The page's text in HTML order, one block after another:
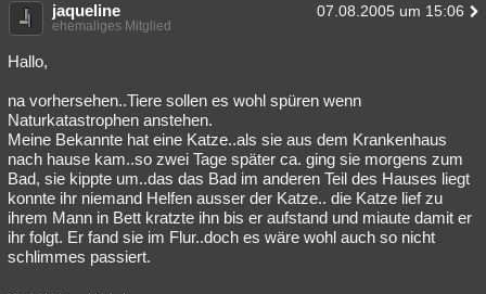
jaqueline 07.08.2005 um 15:06
ehemaliges Mitglied
Hallo,
na vorhersehen..Tiere sollen es wohl spüren wenn
Naturkatastrophen anstehen.
Meine Bekannte hat eine Katze..als sie aus dem Krankenhaus
nach hause kam..so zwei Tage später ca. ging sie morgens zum
Bad, sie kippte um..das das Bad im anderen Teil des Hauses liegt
konnte ihr niemand Helfen ausser der Katze.. die Katze lief zu
ihrem Mann in Bett kratzte ihn bis er aufstand und miaute damit er
ihr folgt. Er fand sie im Flur..doch es wäre wohl auch so nicht
schlimmes passiert.